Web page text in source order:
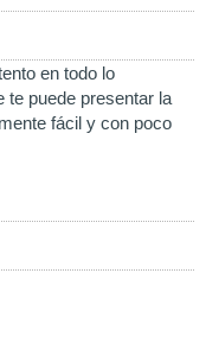
en todo lo
te puede presentar la
fácil y con poco